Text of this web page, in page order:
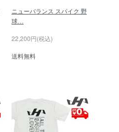
ニューバランス スパイク 野
球…
22,200円(税込)
送料無料